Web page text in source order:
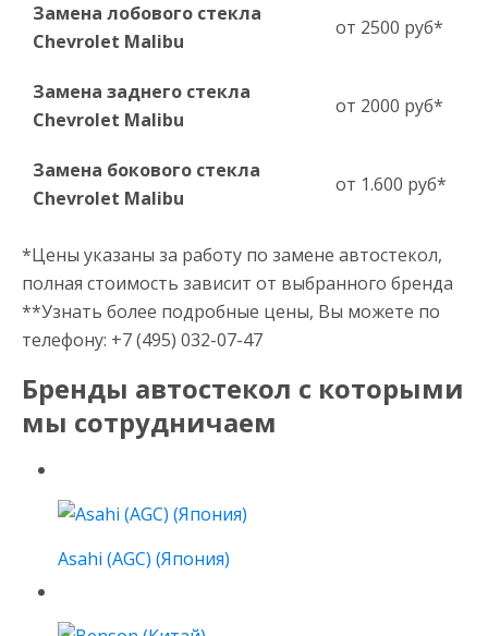
Замена лобового стекла
Chevrolet Malibu
от 2500 руб*
Замена заднего стекла
Chevrolet Malibu
от 2000 руб*
Замена бокового стекла
Chevrolet Malibu
от 1.600 руб*
*Цены указаны за работу по замене автостекол,
полная стоимость зависит от выбранного бренда
**Узнать более подробные цены, Вы можете по
телефону: +7 (495) 032-07-47
Бренды автостекол с которыми
мы сотрудничаем
Asahi (AGC) (Япония)